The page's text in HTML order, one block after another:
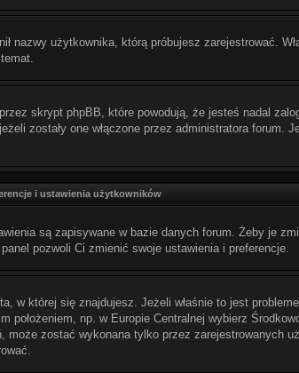
nazwy użytkownika, którą próbujesz zarejestrować.
skrypt phpBB, które powodują, że jesteś nadal
zostały one włączone przez administratora forum.
i ustawienia użytkowników
są zapisywane w bazie danych forum. Żeby je
pozwoli Ci zmienić swoje ustawienia i preferencje.
w której się znajdujesz. Jeżeli właśnie to jest
położeniem, np. w Europie Centralnej wybierz
zostać wykonana tylko przez zarejestrowanych